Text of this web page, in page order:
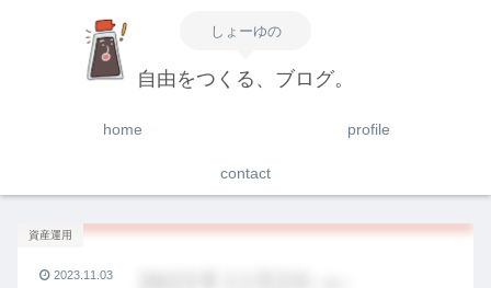
しょーゆの
自由をつくる、ブログ。
home profile
contact
資産運用
2023.11.03